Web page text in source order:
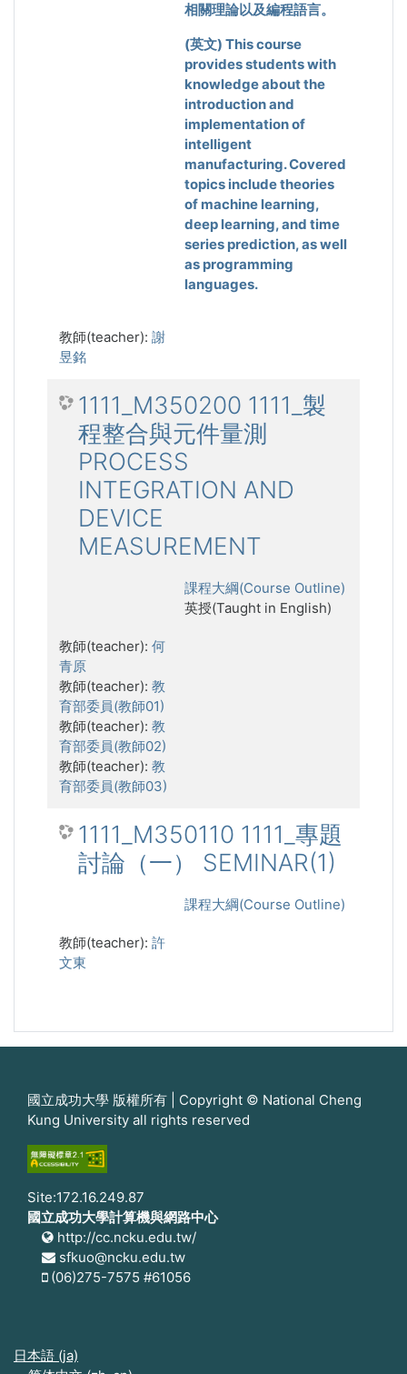
相關理論以及編程語言。
(英文) This course
provides students with
knowledge about the
introduction and
implementation of
intelligent
manufacturing. Covered
topics include theories
of machine learning,
deep learning, and time
series prediction, as well
as programming
languages.
教師(teacher): 謝
昱銘
1111_M350200 1111_製
程整合與元件量測
PROCESS
INTEGRATION AND
DEVICE
MEASUREMENT
課程大綱(Course Outline)
英授(Taught in English)
教師(teacher): 何
青原
教師(teacher): 教
育部委員(教師01)
教師(teacher): 教
育部委員(教師02)
教師(teacher): 教
育部委員(教師03)
1111_M350110 1111_專題
討論（一） SEMINAR(1)
課程大綱(Course Outline)
教師(teacher): 許
文東
國立成功大學 版權所有 | Copyright © National Cheng
Kung University all rights reserved
Site:172.16.249.87
國立成功大學計算機與網路中心
http://cc.ncku.edu.tw/
sfkuo@ncku.edu.tw
(06)275-7575 #61056
日本語 ‎(ja)‎